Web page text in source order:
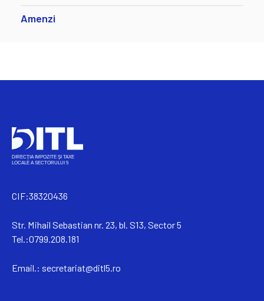
Amenzi
CIF:38320436
Str. Mihail Sebastian nr. 23, bl. S13, Sector 5
Tel.:0799.208.181
Email.: secretariat@ditl5.ro